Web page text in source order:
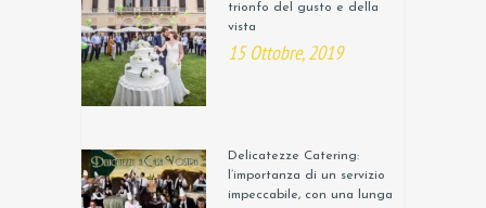
trionfo del gusto e della
vista
15 Ottobre, 2019
Delicatezze Catering:
l’importanza di un servizio
impeccabile, con una lunga